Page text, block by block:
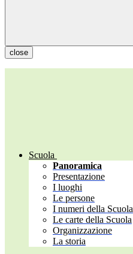
close
Scuola
Panoramica
Presentazione
I luoghi
Le persone
I numeri della Scuola
Le carte della Scuola
Organizzazione
La storia